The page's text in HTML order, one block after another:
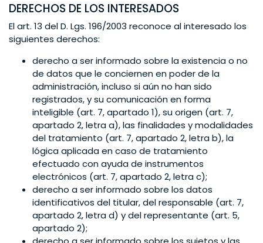
DERECHOS DE LOS INTERESADOS
El art. 13 del D. Lgs. 196/2003 reconoce al interesado los
siguientes derechos:
derecho a ser informado sobre la existencia o no
de datos que le conciernen en poder de la
administración, incluso si aún no han sido
registrados, y su comunicación en forma
inteligible (art. 7, apartado 1), su origen (art. 7,
apartado 2, letra a), las finalidades y modalidades
del tratamiento (art. 7, apartado 2, letra b), la
lógica aplicada en caso de tratamiento
efectuado con ayuda de instrumentos
electrónicos (art. 7, apartado 2, letra c);
derecho a ser informado sobre los datos
identificativos del titular, del responsable (art. 7,
apartado 2, letra d) y del representante (art. 5,
apartado 2);